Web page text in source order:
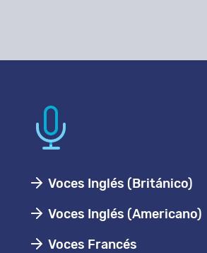
Voces Inglés (Británico)
Voces Inglés (Americano)
Voces Francés